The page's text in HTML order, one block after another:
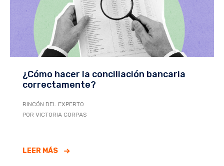
¿Cómo hacer la conciliación bancaria
correctamente?
RINCÓN DEL EXPERTO
POR VICTORIA CORPAS
LEER MÁS